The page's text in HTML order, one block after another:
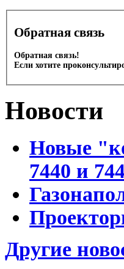
Обратная связь
Обратная связь!
Если хотите
Новости
Новые
7440 и
Другие